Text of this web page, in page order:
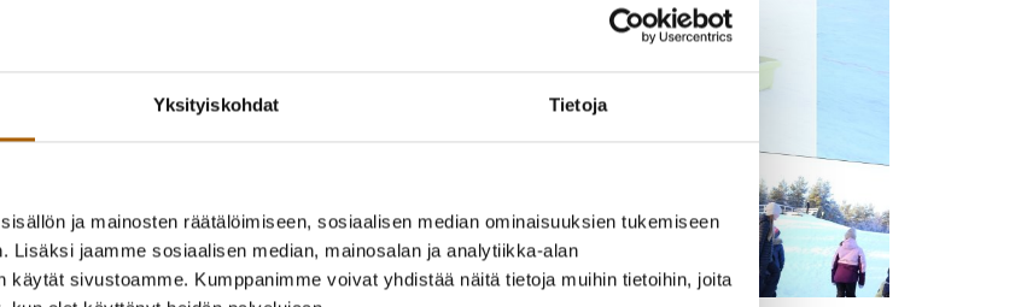
Yksityiskohdat Tietoja
ja mainosten räätälöimiseen, sosiaalisen median ominaisuuksien tukemiseen
Lisäksi jaamme sosiaalisen median, mainosalan ja analytiikka-alan
käytät sivustoamme. Kumppanimme voivat yhdistää näitä tietoja muihin tietoihin, joita